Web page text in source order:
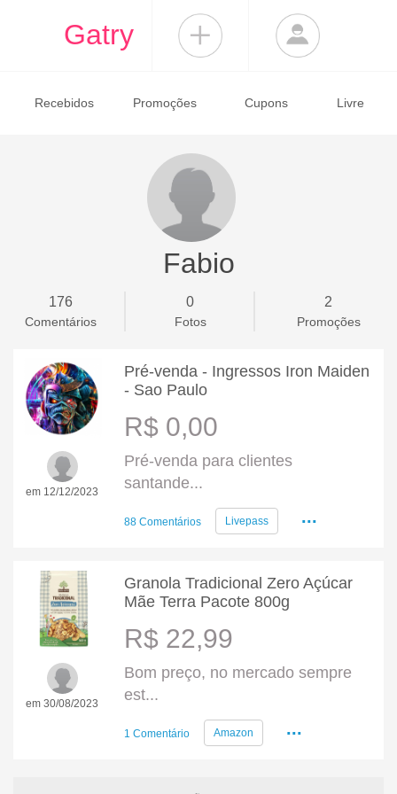
Gatry
Recebidos Promoções Cupons Livre
Fabio
176
Comentários
0
Fotos
2
Promoções
em 12/12/2023
Pré-venda - Ingressos Iron Maiden
- Sao Paulo
R$ 0,00
Pré-venda para clientes
santande...
88 Comentários Livepass ...
em 30/08/2023
Granola Tradicional Zero Açúcar
Mãe Terra Pacote 800g
R$ 22,99
Bom preço, no mercado sempre
est...
1 Comentário Amazon ...